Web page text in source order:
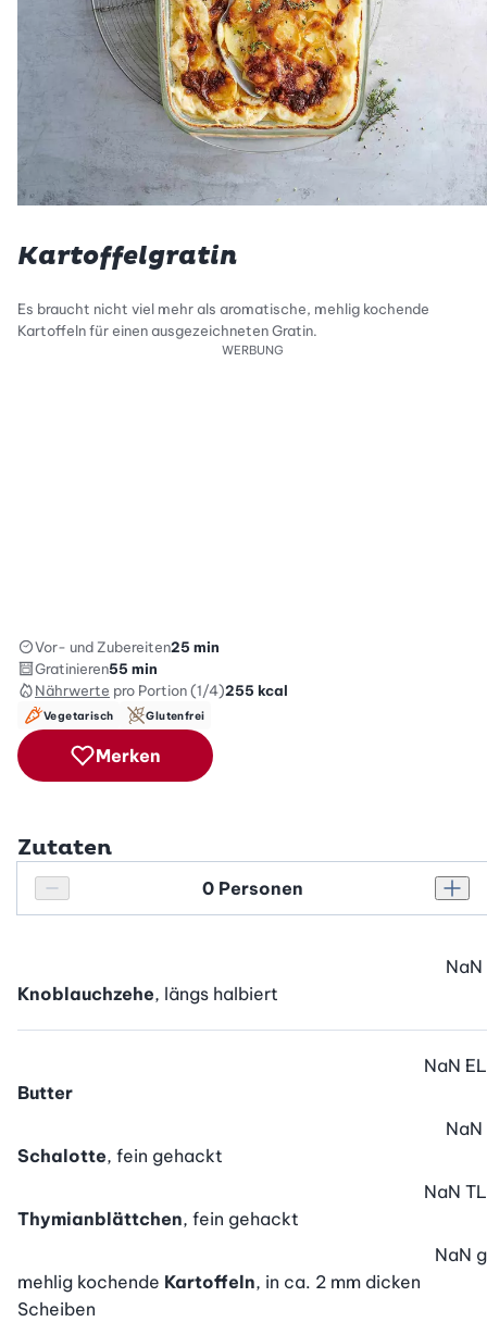
Kartoffelgratin
Es braucht nicht viel mehr als aromatische, mehlig kochende
Kartoffeln für einen ausgezeichneten Gratin.
WERBUNG
Vor- und Zubereiten25 min
Gratinieren55 min
Nährwerte pro Portion (1/4)255 kcal
Vegetarisch Glutenfrei
Merken
Zutaten
Personenanzahl verringern
Personenanzahl
Knoblauchzehe, längs halbiert
NaN
Butter
NaN EL
Schalotte, fein gehackt
NaN
Thymianblättchen, fein gehackt
NaN TL
mehlig kochende Kartoffeln, in ca. 2 mm dicken
Scheiben
NaN g